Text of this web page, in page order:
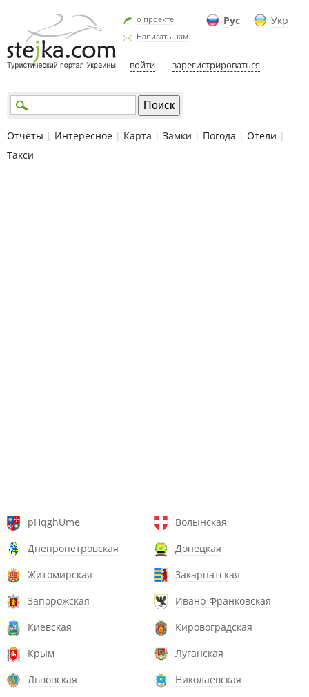
Рус Укр
о проекте
Написать нам
войти зарегистрироваться
Отчеты | Интересное | Карта | Замки | Погода | Отели |
Такси
pHqghUme
Волынская
Днепропетровская
Донецкая
Житомирская
Закарпатская
Запорожская
Ивано-Франковская
Киевская
Кировоградская
Крым
Луганская
Львовская
Николаевская